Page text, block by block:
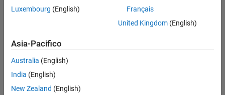
Luxembourg (English)
Français
United Kingdom(English)
Asia-Pacifico
Australia (English)
India (English)
New Zealand (English)
MathWorks
Accelerating the pace of engineering and science
Prova o Acquista
Scopri i nostri prodotti